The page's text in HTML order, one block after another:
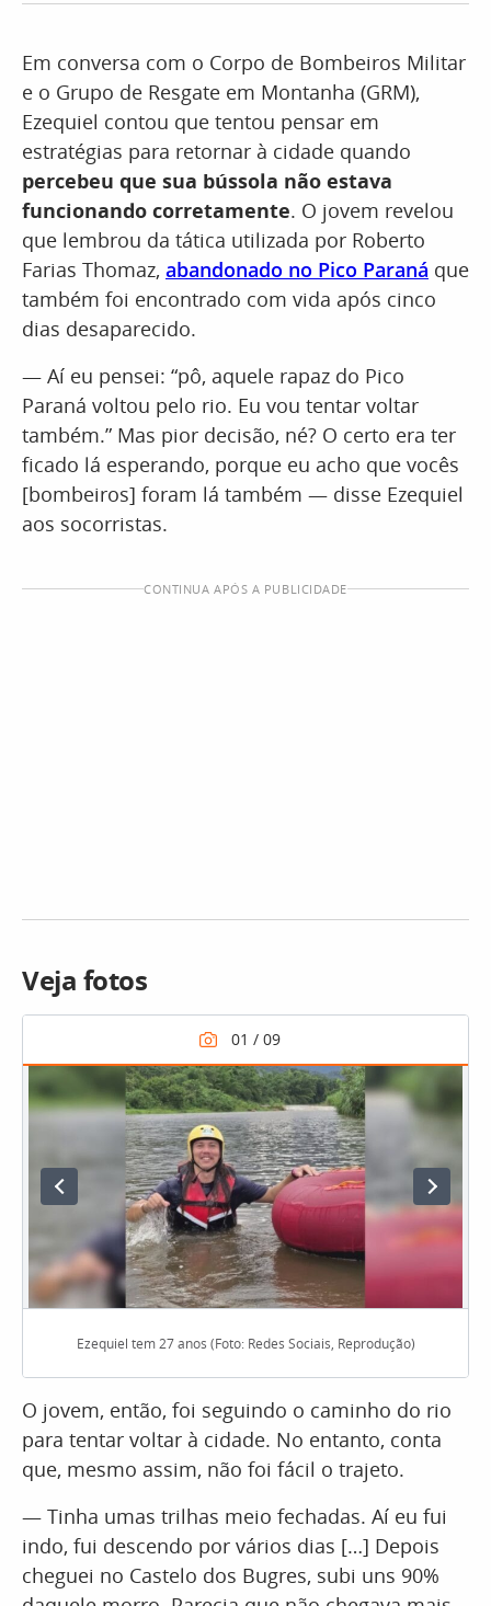
Em conversa com o Corpo de Bombeiros Militar
e o Grupo de Resgate em Montanha (GRM),
Ezequiel contou que tentou pensar em
estratégias para retornar à cidade quando
percebeu que sua bússola não estava
funcionando corretamente. O jovem revelou
que lembrou da tática utilizada por Roberto
Farias Thomaz, abandonado no Pico Paraná que
também foi encontrado com vida após cinco
dias desaparecido.
— Aí eu pensei: “pô, aquele rapaz do Pico
Paraná voltou pelo rio. Eu vou tentar voltar
também.” Mas pior decisão, né? O certo era ter
ficado lá esperando, porque eu acho que vocês
[bombeiros] foram lá também — disse Ezequiel
aos socorristas.
CONTINUA APÓS A PUBLICIDADE
Veja fotos
Ezequiel tem 27 anos (Foto: Redes Sociais, Reprodução)
O jovem, então, foi seguindo o caminho do rio
para tentar voltar à cidade. No entanto, conta
que, mesmo assim, não foi fácil o trajeto.
— Tinha umas trilhas meio fechadas. Aí eu fui
indo, fui descendo por vários dias […] Depois
cheguei no Castelo dos Bugres, subi uns 90%